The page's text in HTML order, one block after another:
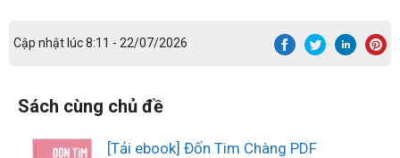
Cập nhật lúc 8:11 - 22/07/2026
Sách cùng chủ đề
[Tải ebook] Đốn Tim Chàng PDF